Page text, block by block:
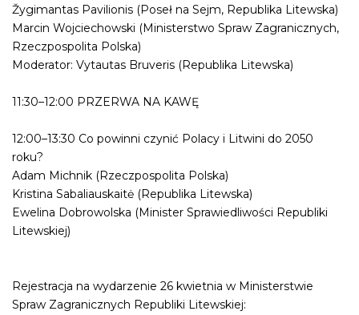
Žygimantas Pavilionis (Poseł na Sejm, Republika Litewska)
Marcin Wojciechowski (Ministerstwo Spraw Zagranicznych,
Rzeczpospolita Polska)
Moderator: Vytautas Bruveris (Republika Litewska)
11:30–12:00 PRZERWA NA KAWĘ
12:00–13:30 Co powinni czynić Polacy i Litwini do 2050
roku?
Adam Michnik (Rzeczpospolita Polska)
Kristina Sabaliauskaitė (Republika Litewska)
Ewelina Dobrowolska (Minister Sprawiedliwości Republiki
Litewskiej)
Rejestracja na wydarzenie 26 kwietnia w Ministerstwie
Spraw Zagranicznych Republiki Litewskiej: